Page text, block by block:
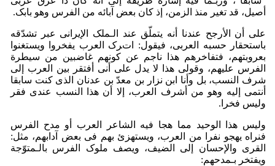
أصیل، قد تغیر منذ الزمن، إذ کان بعض آبائه من الفرس وهو بابک.
على أن الأرجح عندنا أنه یتملّق عند الـملک الإیرانی عبر تشدّقه
باستحقار حسبه العربی، فیقول: اترک العرب یفخروا ویستغنوا
بعروبتهم، فتفاخرهم هذا ناجم عن کونهم غاضبین من سیطرة
الفرس علیهم، وقولی هذا لا یدل على أنی أفتقر بین العرب إلى
شرف النسب، بل وأنا ابن نزار بن معدّ بن عدنان الذی کنت سابقا
أنتمی إلیه وهو من أشرف العرب، إلا أن هذا النسب عندی فقر
ولیس فخرا.
ولیس هذا الوحید مما هجا فیه الشاعر العرب أو مدح الفرس
فنراه یهجو نفرا من العرب، ویستهزئ بهم فی بعض آدابهم، مثل:
القرى والإحسان إلى الضیف، ویصف ملوک الفرس بالـمتوّجة
ویفتخر بـمدحهم: